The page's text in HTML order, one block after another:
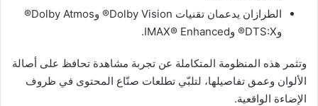
الطرازان يدعمان تقنيات Dolby Vision® وDolby Atmos®
وDTS:X® وIMAX® Enhanced.
وتثمر هذه المنظومة المتكاملة عن تجربة مشاهدة تحافظ على أصالة
الألوان وعمق تفاصيلها، لتلبّي تطلعات صنّاع المحتوى في ظروف
الإضاءة الواقعية.